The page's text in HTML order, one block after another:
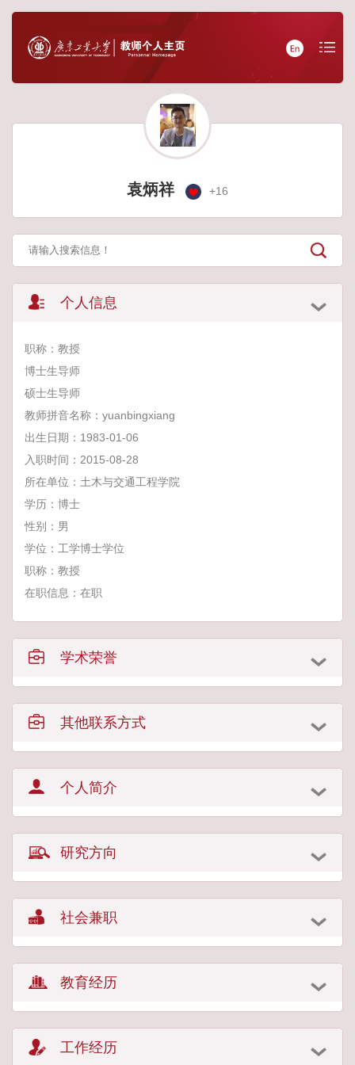
袁炳祥 +16
个人信息
职称：教授
博士生导师
硕士生导师
教师拼音名称：yuanbingxiang
出生日期：1983-01-06
入职时间：2015-08-28
所在单位：土木与交通工程学院
学历：博士
性别：男
学位：工学博士学位
职称：教授
在职信息：在职
学术荣誉
其他联系方式
个人简介
研究方向
社会兼职
教育经历
工作经历